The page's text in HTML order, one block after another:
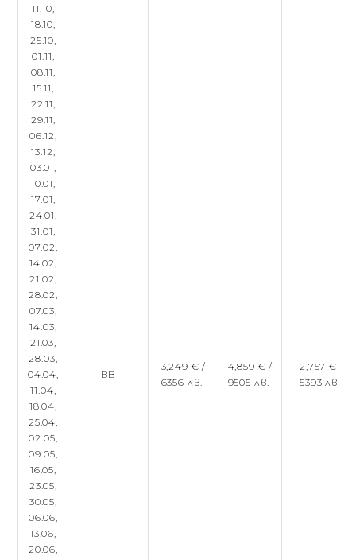
11.10,
18.10,
25.10,
01.11,
08.11,
15.11,
22.11,
29.11,
06.12,
13.12,
03.01,
10.01,
17.01,
24.01,
31.01,
07.02,
14.02,
21.02,
28.02,
07.03,
14.03,
21.03,
28.03,
04.04,
11.04,
18.04,
25.04,
02.05,
09.05,
16.05,
23.05,
30.05,
06.06,
13.06,
20.06,
BB
3,249 € /
6356 лв.
4,859 € /
9505 лв.
2,757 € /
5393 лв.